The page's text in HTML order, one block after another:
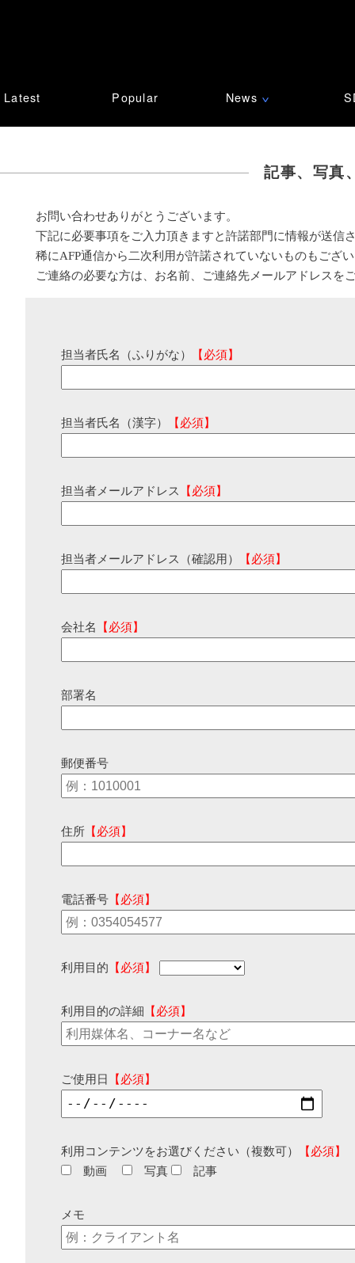
Latest Popular News ∨
記事、写真
お問い合わせありがとうございます。
下記に必要事項をご入力頂きますと許諾部門に情報が送信
稀にAFP通信から二次利用が許諾されていないものもござ
ご連絡の必要な方は、お名前、ご連絡先メールアドレスを
担当者氏名（ふりがな） 【必須】
担当者氏名（漢字） 【必須】
担当者メールアドレス 【必須】
担当者メールアドレス（確認用） 【必須】
会社名 【必須】
部署名
郵便番号
住所 【必須】
電話番号 【必須】
利用目的 【必須】
利用目的の詳細 【必須】
ご使用日 【必須】
利用コンテンツをお選びください（複数可）
【必須】
動画
写真 記事
メモ